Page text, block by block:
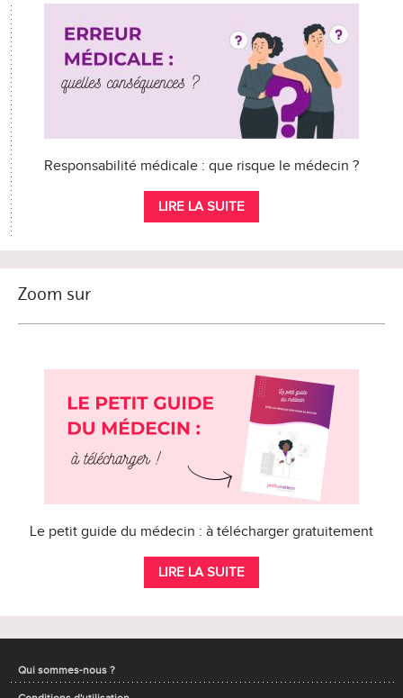
Responsabilité médicale : que risque le médecin ?
LIRE LA SUITE
Zoom sur
Le petit guide du médecin : à télécharger gratuitement
LIRE LA SUITE
Qui sommes-nous ?